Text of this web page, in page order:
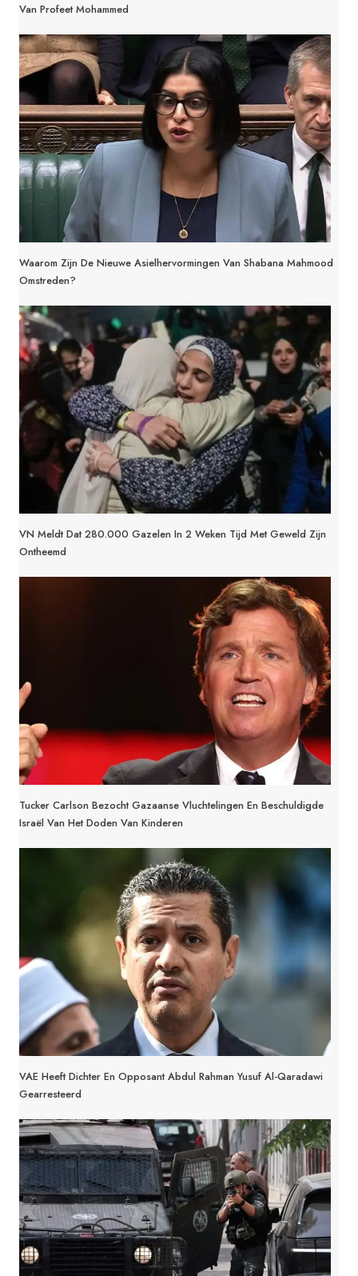
Van Profeet Mohammed
Waarom Zijn De Nieuwe Asielhervormingen Van Shabana Mahmood
Omstreden?
VN Meldt Dat 280.000 Gazelen In 2 Weken Tijd Met Geweld Zijn
Ontheemd
Tucker Carlson Bezocht Gazaanse Vluchtelingen En Beschuldigde
Israël Van Het Doden Van Kinderen
VAE Heeft Dichter En Opposant Abdul Rahman Yusuf Al-Qaradawi
Gearresteerd